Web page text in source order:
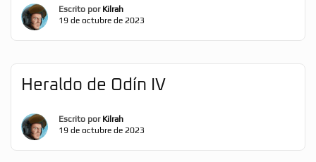
Escrito por Kilrah
19 de octubre de 2023
Heraldo de Odín IV
Escrito por Kilrah
19 de octubre de 2023